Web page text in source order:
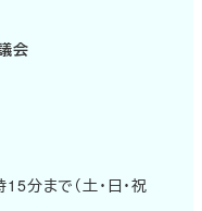
会
分まで（土・日・祝